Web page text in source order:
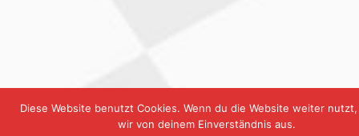
Diese Website benutzt Cookies. Wenn du die Website weiter
wir von deinem Einverständnis aus.